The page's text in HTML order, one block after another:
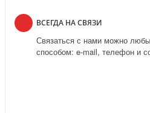
ВСЕГДА НА СВЯЗИ
Связаться с нами можно
способом: e-mail, телефон и